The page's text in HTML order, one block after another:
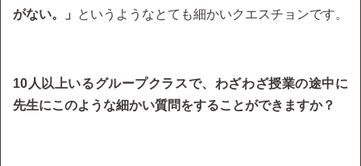
がない。」
というようなとても細かいクエスチョンです。
10人以上いるグループクラスで、わざわざ授業の途中に
先生にこのような細かい質問をすることができますか？